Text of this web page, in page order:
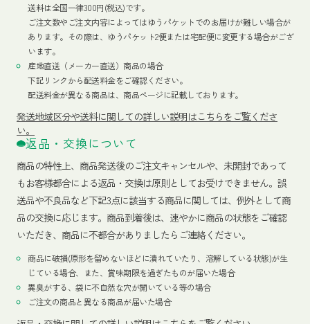
送料は全国一律300円(税込)です。
ご注文数やご注文内容によってはゆうパケットでのお届けが難しい場合が
あります。その際は、ゆうパケット2便または宅配便に変更する場合がござ
います。
産地直送（メーカー直送）商品の場合
下記リンクから配送料金をご確認ください。
配送料金が異なる商品は、商品ページに記載しております。
発送地域区分や送料に関しての詳しい説明はこちらをご覧くださ
い。
返品・交換について
商品の特性上、商品発送後のご注文キャンセルや、未開封であって
もお客様都合による返品・交換は原則としてお受けできません。誤
送品や不良品など下記3点に該当する商品に関しては、例外として商
品の交換に応じます。商品到着後は、速やかに商品の状態をご確認
いただき、商品に不都合がありましたらご連絡ください。
商品に破損(原形を留めないほどに潰れていたり、溶解している状態)が生
じている場合、また、賞味期限を過ぎたものが届いた場合
異臭がする、袋に不自然な穴が開いている等の場合
ご注文の商品と異なる商品が届いた場合